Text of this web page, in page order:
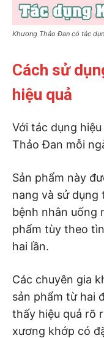
Khương Thảo Đan có tác
Cách sử
hiệu quả
Với tác dụng
Thảo Đan mỗi
Sản phẩm này
nang và sử dụng
bệnh nhân uống
phẩm tùy theo
hai lần.
Các chuyên gia
sản phẩm từ hai
thấy hiệu quả rõ
xương khớp có